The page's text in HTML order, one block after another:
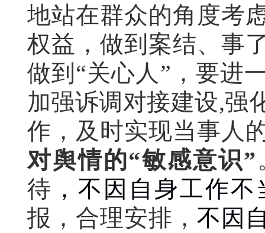
地站在群众的角度考
权益，做到案结、事
做到“关心人”，要进
加强诉调对接建设,强
作，及时实现当事人
对舆情的“敏感意识”
待 ，不因自身工作
报，合理安排， 不因